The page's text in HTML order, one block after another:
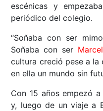
escénicas y
periódico del colegio.
“Soñaba con ser
Soñaba con ser
cultura creció pese a la
en ella un mundo sin
Con 15 años empezó
y, luego de un viaje a